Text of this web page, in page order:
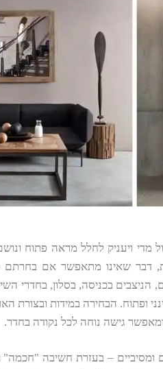
מדי ויעניק לחלל מראה פתוח
דבר שאינו מתאפשר אם בחרתם
הניצבים בכניסה, בסלון, בחדרי
ופתוח. הבחירה במידות ובצורת
גישה נוחה לכל נקודה בחדר.
ומסיביים – בעזרת חשיבה "חכמה"